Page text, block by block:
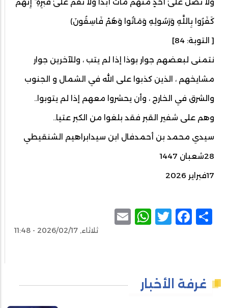
كَفَرُوا بِاللَّهِ وَرَسُولِهِ وَمَاتُوا وَهُمْ فَاسِقُونَ﴾
[ التوبة: 84]
نتمنى لبعضهم جوار بوذا إذا لم يتب ، وللآخرين جوار
مشايخهم ، الذين كذبوا على الله في الشمال و الجنوب
والشرق في الخارج ، وأن يحشروا معهم إذا لم يتوبوا..
وهم على شفير القبر فقد بلغوا من الكبر عتيا..
سيدي محمد بن أحمدفال ابن سيدابراهيم الشنقيطي
28شعبان 1447
17فبراير 2026
Share
Facebook
Twitter
WhatsApp
ثلاثاء, 2026/02/17 - 11:48
غرفة الأخبار